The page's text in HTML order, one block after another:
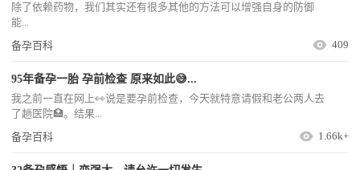
除了依赖药物，我们其实还有很多其他的方法可以增强自身的防御
能...
备孕百科
409
95年备孕一胎 孕前检查 原来如此😅...
我之前一直在网上👀说是要孕前检查，今天就特意请假和老公两人去
了趟医院🏥。结果...
备孕百科
1.66k+